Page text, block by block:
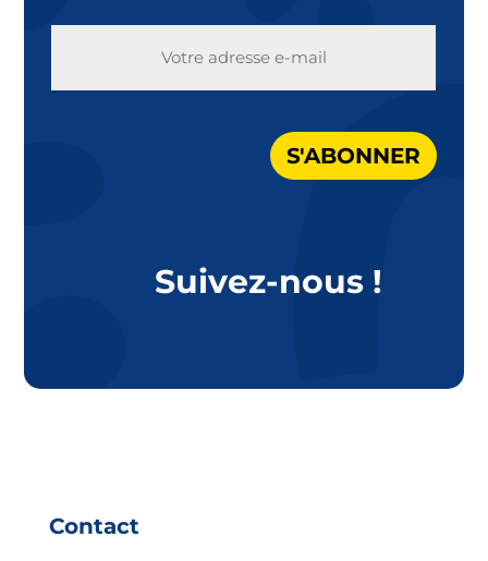
S'ABONNER
Suivez-nous !
Contact